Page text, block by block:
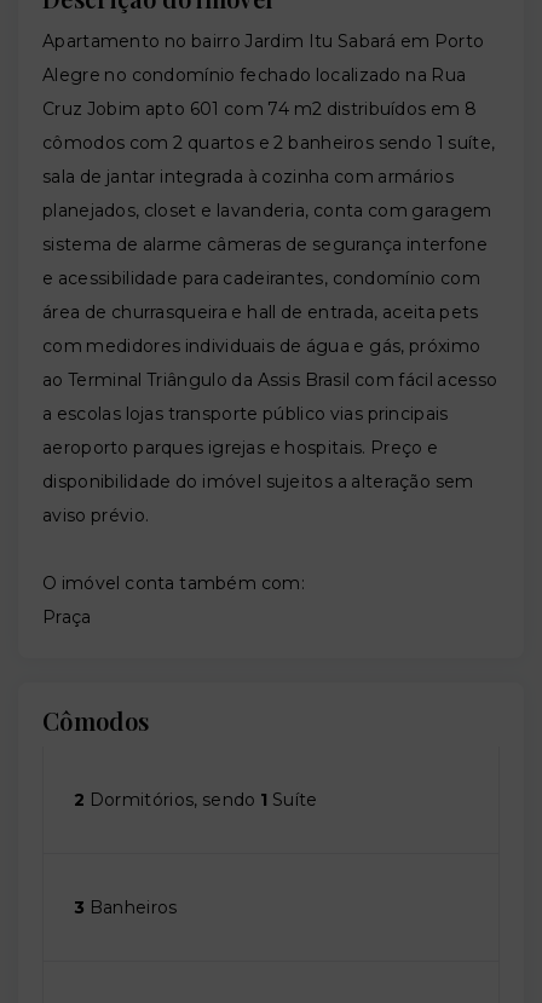
Apartamento no bairro Jardim Itu Sabará em Porto
Alegre no condomínio fechado localizado na Rua
Cruz Jobim apto 601 com 74 m2 distribuídos em 8
cômodos com 2 quartos e 2 banheiros sendo 1 suíte,
sala de jantar integrada à cozinha com armários
planejados, closet e lavanderia, conta com garagem
sistema de alarme câmeras de segurança interfone
e acessibilidade para cadeirantes, condomínio com
área de churrasqueira e hall de entrada, aceita pets
com medidores individuais de água e gás, próximo
ao Terminal Triângulo da Assis Brasil com fácil acesso
a escolas lojas transporte público vias principais
aeroporto parques igrejas e hospitais. Preço e
disponibilidade do imóvel sujeitos a alteração sem
aviso prévio.
O imóvel conta também com:
Praça
Cômodos
2 Dormitórios, sendo 1 Suíte
3 Banheiros